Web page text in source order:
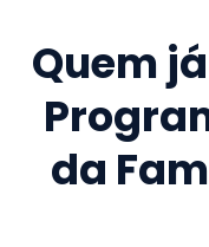
Quem
da